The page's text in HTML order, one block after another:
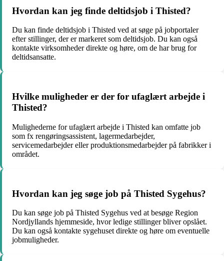
Hvordan kan jeg finde deltidsjob i Thisted?
Du kan finde deltidsjob i Thisted ved at søge på jobportaler
efter stillinger, der er markeret som deltidsjob. Du kan også
kontakte virksomheder direkte og høre, om de har brug for
deltidsansatte.
Hvilke muligheder er der for ufaglært arbejde i
Thisted?
Mulighederne for ufaglært arbejde i Thisted kan omfatte job
som fx rengøringsassistent, lagermedarbejder,
servicemedarbejder eller produktionsmedarbejder på fabrikker i
området.
Hvordan kan jeg søge job på Thisted Sygehus?
Du kan søge job på Thisted Sygehus ved at besøge Region
Nordjyllands hjemmeside, hvor ledige stillinger bliver opslået.
Du kan også kontakte sygehuset direkte og høre om eventuelle
jobmuligheder.